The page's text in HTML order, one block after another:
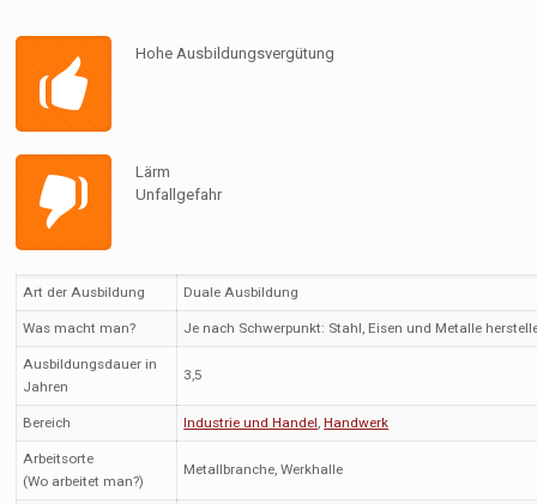
Hohe Ausbildungsvergütung
Lärm
Unfallgefahr
Art der Ausbildung Duale Ausbildung
Was macht man? Je nach Schwerpunkt: Stahl, Eisen und Metalle
Ausbildungsdauer in
Jahren
3,5
Bereich Industrie und Handel,Handwerk
Arbeitsorte
(Wo arbeitet man?)
Metallbranche, Werkhalle